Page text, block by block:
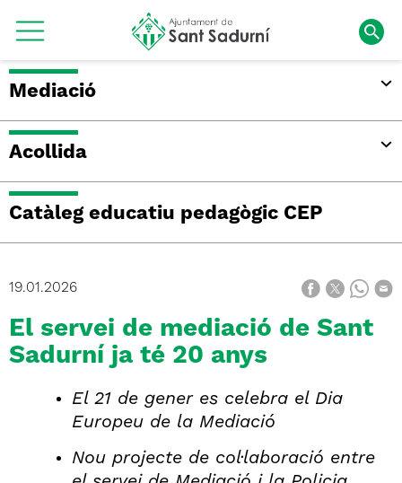
Mediació
Acollida
Catàleg educatiu pedagògic CEP
19.01.2026
El servei de mediació de Sant
Sadurní ja té 20 anys
El 21 de gener es celebra el Dia
Europeu de la Mediació
Nou projecte de col·laboració entre